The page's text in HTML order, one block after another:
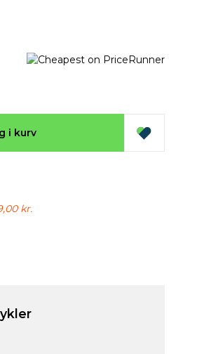
i kurv
kr.